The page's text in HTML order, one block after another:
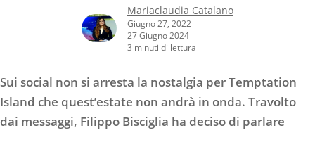
Mariaclaudia Catalano
Giugno 27, 2022
27 Giugno 2024
3 minuti di lettura
Sui social non si arresta la nostalgia per Temptation
Island che quest’estate non andrà in onda. Travolto
dai messaggi, Filippo Bisciglia ha deciso di parlare